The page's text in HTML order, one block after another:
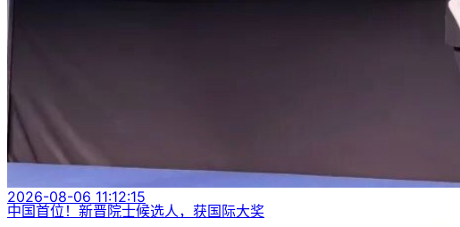
2026-08-06 11:12:15
中国首位！新晋院士候选人，获国际大奖